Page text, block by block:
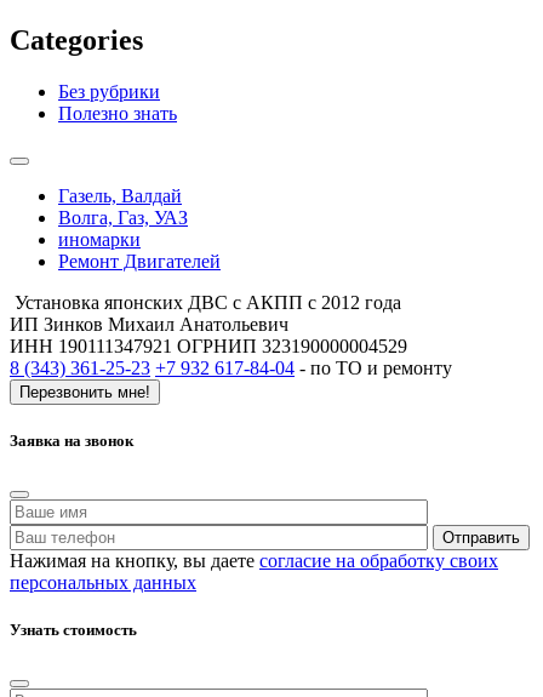
Categories
Без рубрики
Полезно знать
Газель, Валдай
Волга, Газ, УАЗ
иномарки
Ремонт Двигателей
Установка японских ДВС с АКПП с 2012 года
ИП Зинков Михаил Анатольевич
ИНН 190111347921 ОГРНИП 323190000004529
8 (343) 361-25-23 +7 932 617-84-04 - по ТО и ремонту
Перезвонить мне!
Заявка на звонок
Нажимая на кнопку, вы даете согласие на обработку своих
персональных данных
Узнать стоимость